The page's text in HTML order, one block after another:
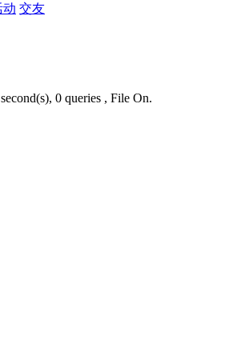
动 交友
0 queries , File On.